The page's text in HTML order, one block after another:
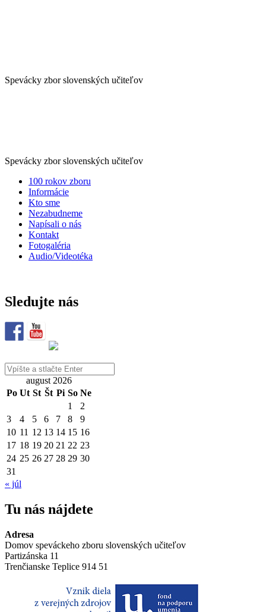
–
Dubčeka
Spevácky
zbor
slovenských
učiteľov
Spevácky zbor slovenských učiteľov
–
štátnej
ceny
Alexandra
Dubčeka
slovenských
Spevácky zbor slovenských učiteľov
Preskočiť
obsah
100 rokov zboru
Informácie
Kto sme
Nezabudneme
Napísali o nás
Kontakt
Fotogaléria
Audio/Videotéka
Sledujte nás
Vyhľadávanie
august 2026
Po Ut St Št Pi So Ne
1
2
3
4 5 6 7 8
9
10 11 12 13 14 15 16
17 18 19 20 21 22 23
24 25 26 27 28 29 30
31
« júl
Tu nás nájdete
Adresa
Domov speváckeho zboru slovenských učiteľov
Partizánska 11
Trenčianske Teplice 914 51